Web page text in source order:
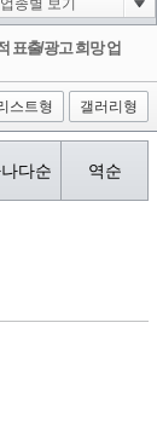
아이콘
아이콘
표출/광고 희망 업
스트형 갤러리형
다순 역순